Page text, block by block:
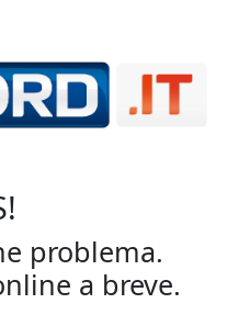
problema.
a breve.